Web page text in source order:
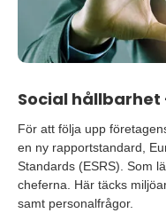
Social
För att följa upp
en ny rapportstandard,
Standards (ESRS). Som
cheferna. Här täcks
samt personalfrågor.